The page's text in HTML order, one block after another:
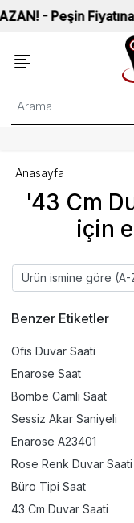
- Peşin Fiyatına
'43 Cm
için
Anasayfa
Benzer Etiketler
Ofis Duvar Saati
Enarose Saat
Bombe Camlı Saat
Sessiz Akar Saniyeli
Enarose A23401
Rose Renk Duvar Saati
Büro Tipi Saat
43 Cm Duvar Saati